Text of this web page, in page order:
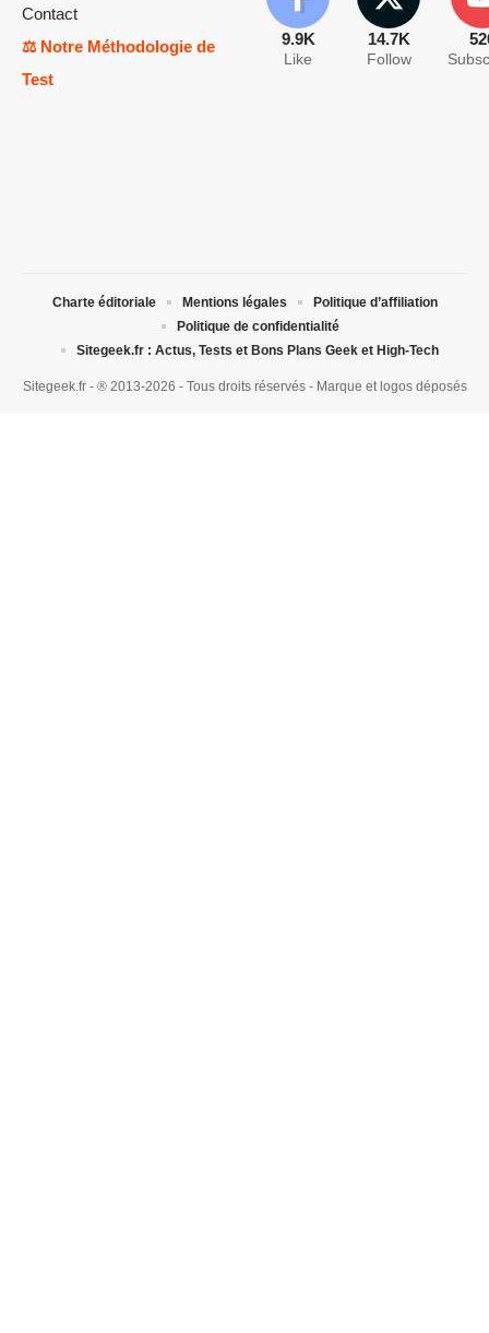
Contact
⚖️ Notre Méthodologie de
Test
9.9K
Like
14.7K
Follow
Sitegeek.fr - ® 2013-2026 - Tous droits réservés - Marque et logos déposés
Charte éditoriale Mentions légales
Politique d’affiliation
Politique de confidentialité
Sitegeek.fr : Actus, Tests et Bons Plans Geek et High-Tech